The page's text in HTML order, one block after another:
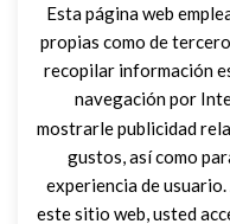
Esta página web
propias como de
recopilar información
navegación por
mostrarle publicidad
gustos, así como
experiencia de
este sitio web, usted